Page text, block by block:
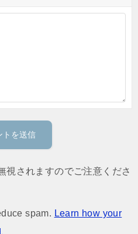
視されますのでご注意くださ
spam. Learn how your